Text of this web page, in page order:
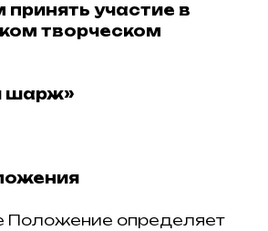
участие в
творческом
шарж»
Положение определяет